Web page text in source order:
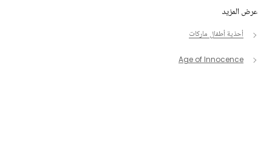
عرض المزيد
أحذية أطفال ماركات
Age of Innocence